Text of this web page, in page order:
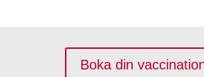
Boka din